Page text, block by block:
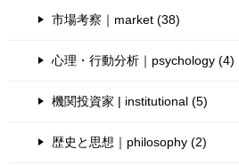
市場考察｜market (38)
心理・行動分析｜psychology (4)
機関投資家 | institutional (5)
歴史と思想｜philosophy (2)